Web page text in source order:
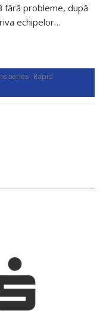
fără probleme, după
echipelor…
series, Rapid